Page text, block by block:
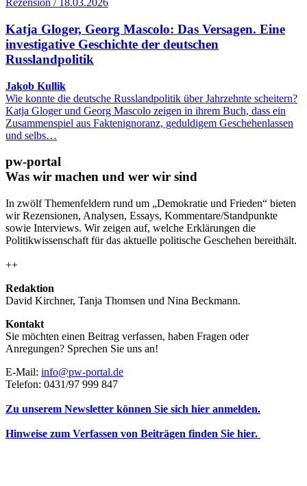
Rezension / 18.03.2026
Katja Gloger, Georg Mascolo: Das Versagen. Eine
investigative Geschichte der deutschen
Russlandpolitik
Jakob Kullik
Wie konnte die deutsche Russlandpolitik über Jahrzehnte scheitern?
Katja Gloger und Georg Mascolo zeigen in ihrem Buch, dass ein
Zusammenspiel aus Faktenignoranz, geduldigem Geschehenlassen
und selbs…
pw-portal
Was wir machen und wer wir sind
In zwölf Themenfeldern rund um „Demokratie und Frieden“ bieten
wir Rezensionen, Analysen, Essays, Kommentare/Standpunkte
sowie Interviews. Wir zeigen auf, welche Erklärungen die
Politikwissenschaft für das aktuelle politische Geschehen bereithält.
++
Redaktion
David Kirchner, Tanja Thomsen und Nina Beckmann.
Kontakt
Sie möchten einen Beitrag verfassen, haben Fragen oder
Anregungen? Sprechen Sie uns an!
E-Mail: info@pw-portal.de
Telefon: 0431/97 999 847
Zu unserem Newsletter können Sie sich hier anmelden.
Hinweise zum Verfassen von Beiträgen finden Sie hier.